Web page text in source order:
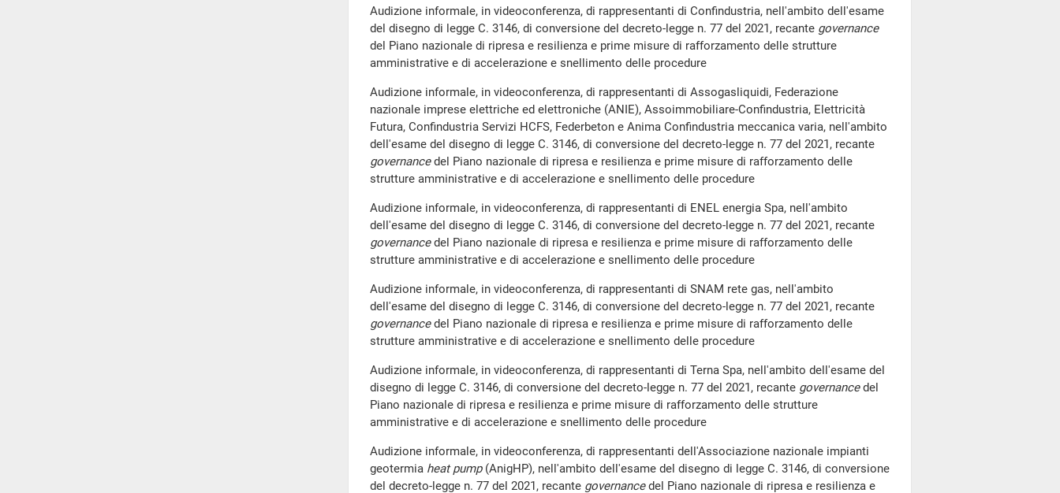
Audizione informale, in videoconferenza, di rappresentanti di Confindustria, nell'ambito dell'esame
del disegno di legge C. 3146, di conversione del decreto-legge n. 77 del 2021, recante governance
del Piano nazionale di ripresa e resilienza e prime misure di rafforzamento delle strutture
amministrative e di accelerazione e snellimento delle procedure
Audizione informale, in videoconferenza, di rappresentanti di Assogasliquidi, Federazione
nazionale imprese elettriche ed elettroniche (ANIE), Assoimmobiliare-Confindustria, Elettricità
Futura, Confindustria Servizi HCFS, Federbeton e Anima Confindustria meccanica varia, nell'ambito
dell'esame del disegno di legge C. 3146, di conversione del decreto-legge n. 77 del 2021, recante
governancedel Piano nazionale di ripresa e resilienza e prime misure di rafforzamento delle
strutture amministrative e di accelerazione e snellimento delle procedure
Audizione informale, in videoconferenza, di rappresentanti di ENEL energia Spa, nell'ambito
dell'esame del disegno di legge C. 3146, di conversione del decreto-legge n. 77 del 2021, recante
governancedel Piano nazionale di ripresa e resilienza e prime misure di rafforzamento delle
strutture amministrative e di accelerazione e snellimento delle procedure
Audizione informale, in videoconferenza, di rappresentanti di SNAM rete gas, nell'ambito
dell'esame del disegno di legge C. 3146, di conversione del decreto-legge n. 77 del 2021, recante
governancedel Piano nazionale di ripresa e resilienza e prime misure di rafforzamento delle
strutture amministrative e di accelerazione e snellimento delle procedure
Audizione informale, in videoconferenza, di rappresentanti di Terna Spa, nell'ambito dell'esame del
disegno di legge C. 3146, di conversione del decreto-legge n. 77 del 2021, recante governancedel
Piano nazionale di ripresa e resilienza e prime misure di rafforzamento delle strutture
amministrative e di accelerazione e snellimento delle procedure
Audizione informale, in videoconferenza, di rappresentanti dell'Associazione nazionale impianti
geotermia heat pump(AnigHP), nell'ambito dell'esame del disegno di legge C. 3146, di conversione
del decreto-legge n. 77 del 2021, recante governancedel Piano nazionale di ripresa e resilienza e